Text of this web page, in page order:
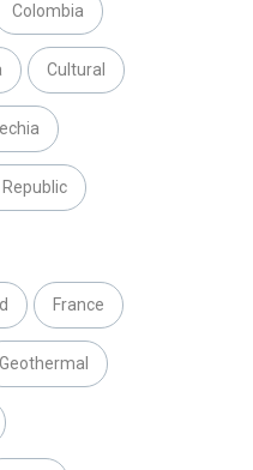
Colombia
Cultural
France
Geothermal